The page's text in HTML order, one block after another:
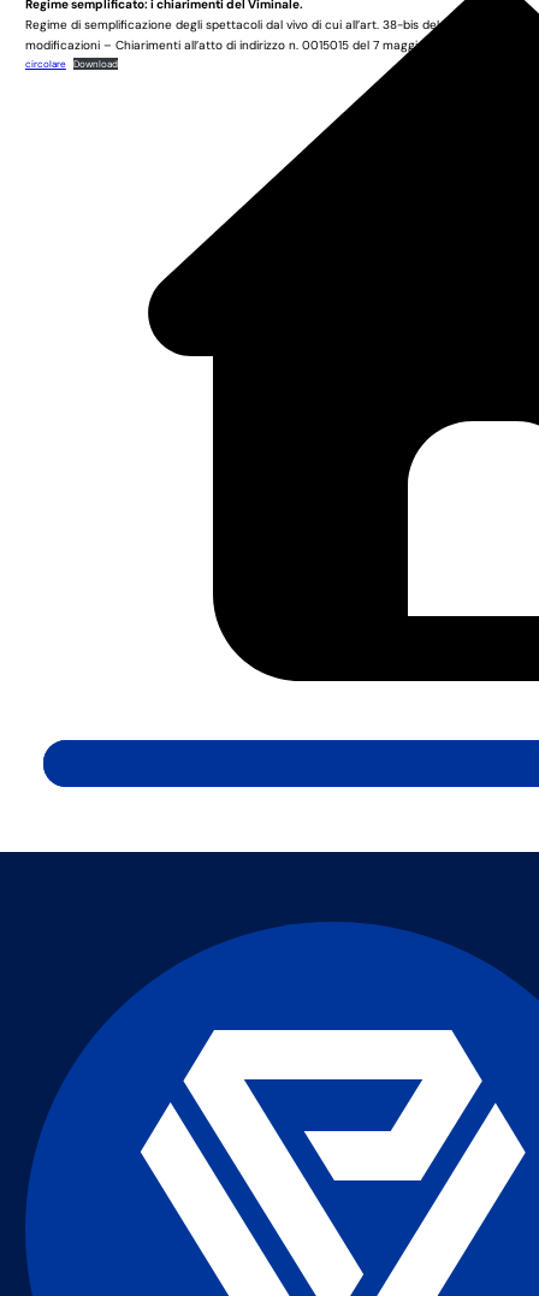
Regime semplificato: i chiarimenti del Viminale.
Regime di semplificazione degli spettacoli dal vivo di cui all’art. 38-bis del D.L. n. 76/
modificazioni – Chiarimenti all’atto di indirizzo n. 0015015 del 7 maggio 2024.
circolare Download